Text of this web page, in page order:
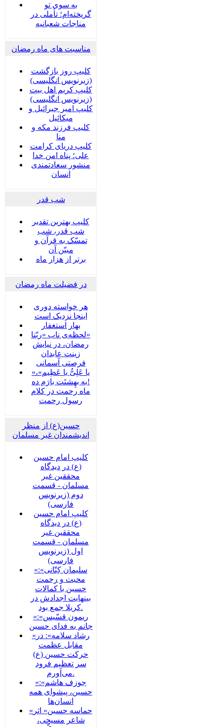
به سوی تو
گریخته‌ام؛ تأملی در
مناجات شعبانیه
مناسبت های ماه رمضان
کلیپ روز بازگشت
(زیرنویس انگلیسی)
کلیپ کریم اهل بیت
(زیرنویس انگلیسی)
کلیپ امیر جبرائیل و
میکائیل
کلیپ فرزند مکه و
منا
کلیپ دریای کرامت
علی؛ پناه امن خدا
منشور سعادتمندی
انسان
شب قدر
کلیپ بهترین تقدیر
شب قدر، شب
تمسّک به قرآن و
مبیّن آن
برتر از هزار ماه
در فضیلت ماه رمضان
هر خواسته دوری
اینجا نزدیک است
بهار استغفار
لحظه‌ی ناب «ربّنا»
رمضان، در نیایش
زینت عابدان
فرصتی آسمانی
«یا عَلِیُّ یا عَظِیم»،
به بهِشتَت بارَم ده!
ماه رحمت در کلام
رسول رحمت
حسین(ع) از منظر
اندیشمندان غیر مسلمان
کلیپ امام حسین
(ع) در دیدگاه
محققین غیر
مسلمان - قسمت
دوم (زیرنویس
فارسی)
کلیپ امام حسین
(ع) در دیدگاه
محققین غیر
مسلمان - قسمت
اول (زیرنویس
فارسی)
«سلیمان کِتّانی»:
محبت و رحمت
حسین با کمالات
بینهایت اجدادش در
کربلا جمع بود.
«ریمون قسّیس»:
جانم به فدای حسین
«رشاد سلامه»: در
مقابل عظمت
حرکت حسین (ع)
سر تعظیم فرود
می‌آورم.
«جوزف هاشم»:
حسین، پیشوای همه
انسان‌ها
«حماسه حسین» اثر
شاعر مسیحی،